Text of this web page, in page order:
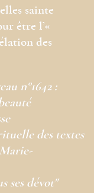
sainte
être l’«
des
n°1642 :
des textes
ses dévot"